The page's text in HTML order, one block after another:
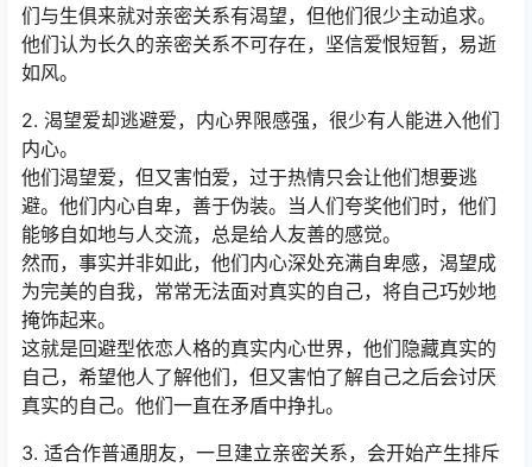
们与生俱来就对亲密关系有渴望，但他们很少主动追求。
他们认为长久的亲密关系不可存在，坚信爱恨短暂，易逝
如风。
2. 渴望爱却逃避爱，内心界限感强，很少有人能进入他们
内心。
他们渴望爱，但又害怕爱，过于热情只会让他们想要逃
避。他们内心自卑，善于伪装。当人们夸奖他们时，他们
能够自如地与人交流，总是给人友善的感觉。
然而，事实并非如此，他们内心深处充满自卑感，渴望成
为完美的自我，常常无法面对真实的自己，将自己巧妙地
掩饰起来。
这就是回避型依恋人格的真实内心世界，他们隐藏真实的
自己，希望他人了解他们，但又害怕了解自己之后会讨厌
真实的自己。他们一直在矛盾中挣扎。
3. 适合作普通朋友，一旦建立亲密关系，会开始产生排斥